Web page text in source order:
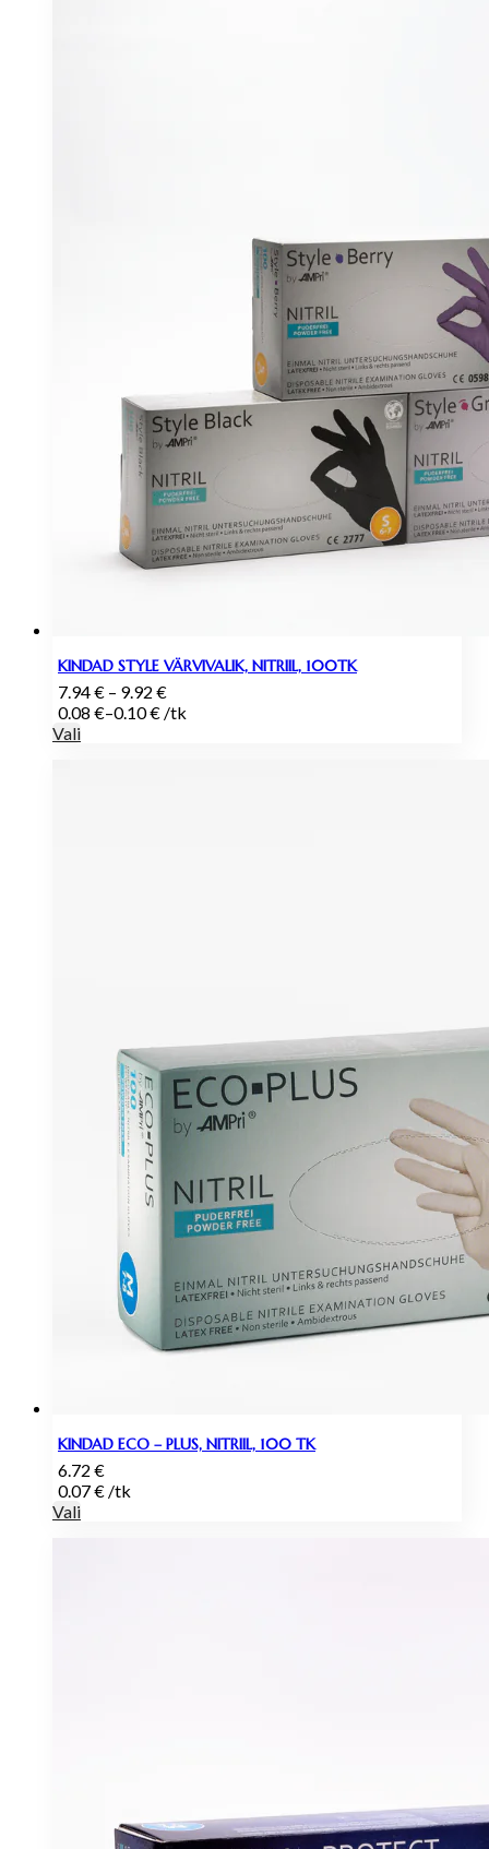
KINDAD STYLE VÄRVIVALIK, NITRIIL, 100TK
7.94€ – 9.92 €Hinnavahemik:
7.94 €
0.08 €–0.10€ /tk
Vali
KINDAD ECO – PLUS, NITRIIL, 100 TK
6.72 €
0.07€ /tk
Vali